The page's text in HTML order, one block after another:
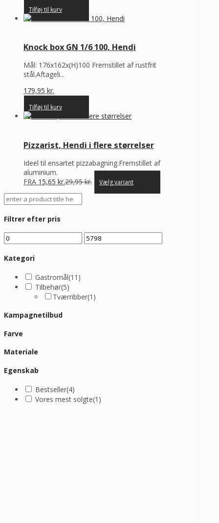
Tilføj til kurv
Knock box GN 1/6 100, Hendi
Mål: 176x162x(H)100 Fremstillet af rustfrit
stål.Aftageli...
179,95 kr.
Tilføj til kurv
Pizzarist, Hendi i flere størrelser
Ideel til ensartet pizzabagning.Fremstillet af
aluminium.
FRA 15,65 kr.29,95kr. Vælg variant
Filtrer efter pris
Kategori
Gastromål(11)
Tilbehør(5)
Tværribber(1)
Kampagnetilbud
Farve
Materiale
Egenskab
Bestseller(4)
Vores mest solgte(1)